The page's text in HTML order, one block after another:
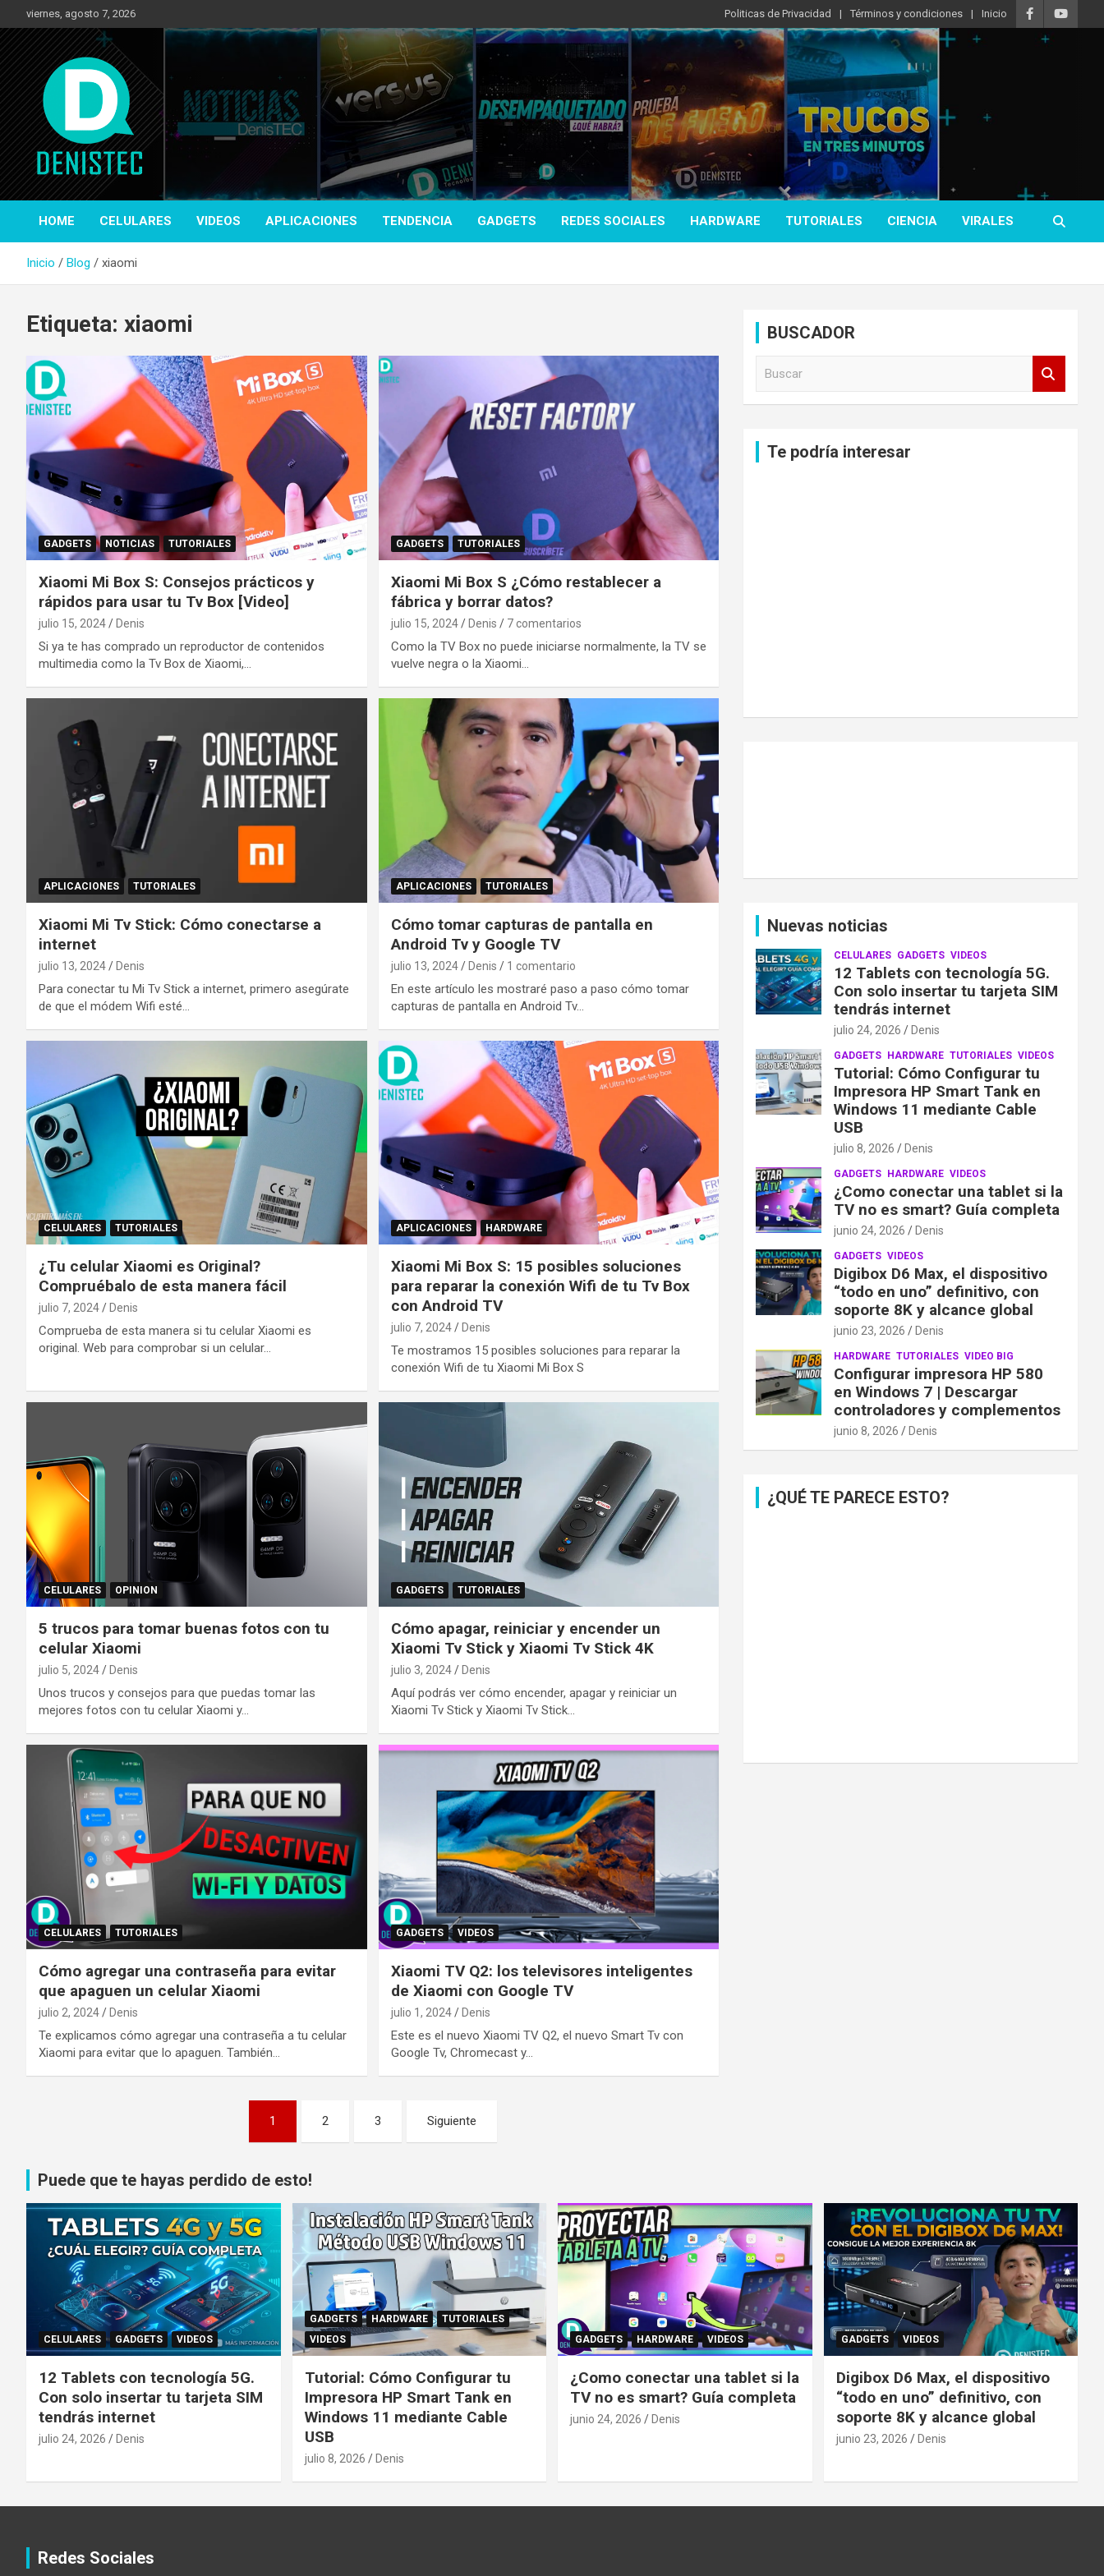
al
contenido
viernes, agosto 7, 2026 Politicas de Privacidad Términos y condiciones Inicio
DenisTec
Tecnología y más!
HOME CELULARES VIDEOS APLICACIONES TENDENCIA GADGETS REDES SOCIALES HARDWARE TUTORIALES CIENCIA VIRALES
Inicio Blog xiaomi
Etiqueta: xiaomi
GADGETS NOTICIAS TUTORIALES
Xiaomi Mi Box S: Consejos prácticos y
rápidos para usar tu Tv Box [Video]
julio 15, 2024 Denis
Si ya te has comprado un reproductor de contenidos
multimedia como la Tv Box de Xiaomi,…
GADGETS TUTORIALES
Xiaomi Mi Box S ¿Cómo restablecer a
fábrica y borrar datos?
julio 15, 2024 Denis 7 comentarios
Como la TV Box no puede iniciarse normalmente, la TV se
vuelve negra o la Xiaomi…
APLICACIONES TUTORIALES
Xiaomi Mi Tv Stick: Cómo conectarse a
internet
julio 13, 2024 Denis
Para conectar tu Mi Tv Stick a internet, primero asegúrate
de que el módem Wifi esté…
APLICACIONES TUTORIALES
Cómo tomar capturas de pantalla en
Android Tv y Google TV
julio 13, 2024 Denis 1 comentario
En este artículo les mostraré paso a paso cómo tomar
capturas de pantalla en Android Tv…
CELULARES TUTORIALES
¿Tu celular Xiaomi es Original?
Compruébalo de esta manera fácil
julio 7, 2024 Denis
Comprueba de esta manera si tu celular Xiaomi es
original. Web para comprobar si un celular…
APLICACIONES HARDWARE
Xiaomi Mi Box S: 15 posibles soluciones
para reparar la conexión Wifi de tu Tv Box
con Android TV
julio 7, 2024 Denis
Te mostramos 15 posibles soluciones para reparar la
conexión Wifi de tu Xiaomi Mi Box S
CELULARES OPINION
5 trucos para tomar buenas fotos con tu
celular Xiaomi
julio 5, 2024 Denis
Unos trucos y consejos para que puedas tomar las
mejores fotos con tu celular Xiaomi y…
GADGETS TUTORIALES
Cómo apagar, reiniciar y encender un
Xiaomi Tv Stick y Xiaomi Tv Stick 4K
julio 3, 2024 Denis
Aquí podrás ver cómo encender, apagar y reiniciar un
Xiaomi Tv Stick y Xiaomi Tv Stick…
CELULARES TUTORIALES
Cómo agregar una contraseña para evitar
que apaguen un celular Xiaomi
julio 2, 2024 Denis
Te explicamos cómo agregar una contraseña a tu celular
Xiaomi para evitar que lo apaguen. También…
GADGETS VIDEOS
Xiaomi TV Q2: los televisores inteligentes
de Xiaomi con Google TV
julio 1, 2024 Denis
Este es el nuevo Xiaomi TV Q2, el nuevo Smart Tv con
Google Tv, Chromecast y…
entradas
1 2 3 Siguiente
BUSCADOR
Te podría interesar
Nuevas noticias
CELULARES GADGETS VIDEOS
12 Tablets con tecnología 5G.
Con solo insertar tu tarjeta SIM
tendrás internet
julio 24, 2026 Denis
GADGETS HARDWARE TUTORIALES VIDEOS
Tutorial: Cómo Configurar tu
Impresora HP Smart Tank en
Windows 11 mediante Cable
USB
julio 8, 2026 Denis
GADGETS HARDWARE VIDEOS
¿Como conectar una tablet si la
TV no es smart? Guía completa
junio 24, 2026 Denis
GADGETS VIDEOS
Digibox D6 Max, el dispositivo
“todo en uno” definitivo, con
soporte 8K y alcance global
junio 23, 2026 Denis
HARDWARE TUTORIALES VIDEO BIG
Configurar impresora HP 580
en Windows 7 | Descargar
controladores y complementos
junio 8, 2026 Denis
¿QUÉ TE PARECE ESTO?
Puede que te hayas perdido de esto!
CELULARES GADGETS VIDEOS
12 Tablets con tecnología 5G.
Con solo insertar tu tarjeta SIM
tendrás internet
julio 24, 2026 Denis
GADGETS HARDWARE
TUTORIALES
VIDEOS
Tutorial: Cómo Configurar tu
Impresora HP Smart Tank en
Windows 11 mediante Cable
USB
julio 8, 2026 Denis
GADGETS HARDWARE VIDEOS
¿Como conectar una tablet si la
TV no es smart? Guía completa
junio 24, 2026 Denis
GADGETS VIDEOS
Digibox D6 Max, el dispositivo
“todo en uno” definitivo, con
soporte 8K y alcance global
junio 23, 2026 Denis
Redes Sociales